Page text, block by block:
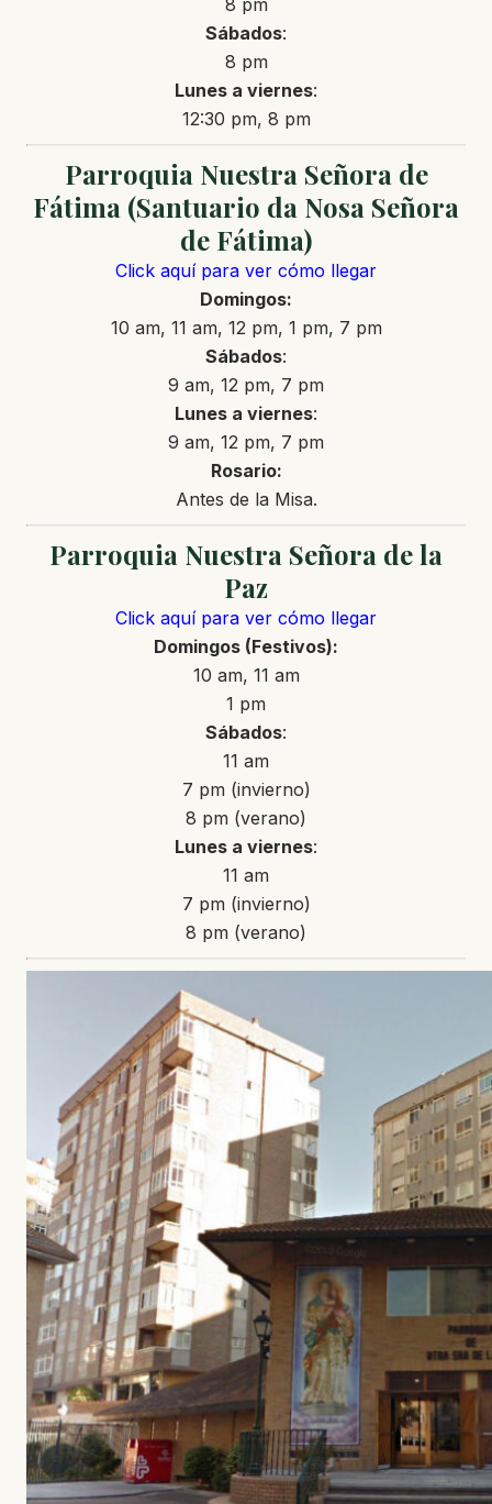
Sábados:
8 pm
Lunes a viernes:
12:30 pm, 8 pm
Parroquia Nuestra Señora de
Fátima (Santuario da Nosa Señora
de Fátima)
Click aquí para ver cómo llegar
Domingos:
10 am, 11 am, 12 pm, 1 pm, 7 pm
Sábados:
9 am, 12 pm, 7 pm
Lunes a viernes:
9 am, 12 pm, 7 pm
Rosario:
Antes de la Misa.
Parroquia Nuestra Señora de la
Paz
Click aquí para ver cómo llegar
Domingos (Festivos):
10 am, 11 am
1 pm
Sábados:
11 am
7 pm (invierno)
8 pm (verano)
Lunes a viernes:
11 am
7 pm (invierno)
8 pm (verano)